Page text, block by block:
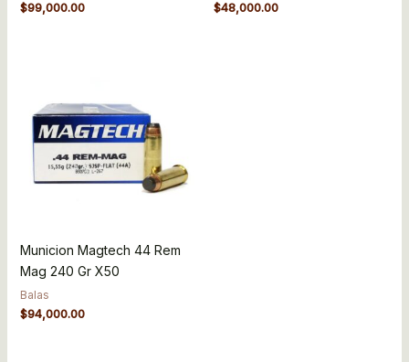
$99,000.00
$48,000.00
Municion Magtech 44 Rem
Mag 240 Gr X50
Balas
$94,000.00